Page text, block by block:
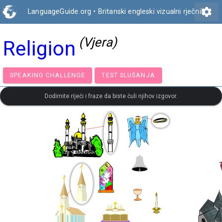
LanguageGuide.org • Britanski engleski vizualni rječniksettings
Religion (Vjera)
SPEAKING CHALLENGE TEST SLUŠANJA
Dodirnite riječi i fraze da biste čuli njihov izgovor.